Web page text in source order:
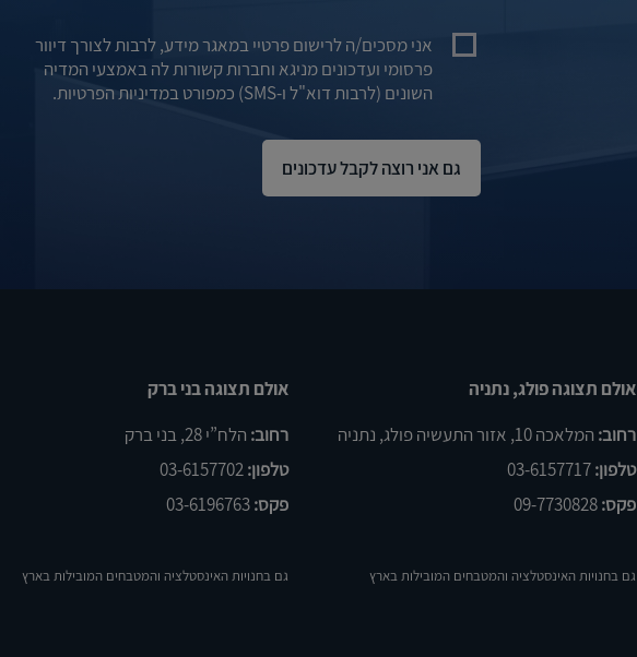
אני מסכים/ה לרישום פרטיי במאגר מידע, לרבות לצורך דיוור
פרסומי ועדכונים מניגא וחברות קשורות לה באמצעי המדיה
השונים (לרבות דוא"ל ו-SMS) כמפורט במדיניות הפרטיות.
אולם תצוגה פולג, נתניה
רחוב: המלאכה 10, אזור התעשיה פולג, נתניה
טלפון:03-6157717
פקס:
גם בחנויות האינסטלציה והמטבחים המובילות בארץ
אולם תצוגה בני ברק
רחוב: הלח”י 28, בני ברק
טלפון:03-6157702
פקס:
גם בחנויות האינסטלציה והמטבחים המובילות בארץ